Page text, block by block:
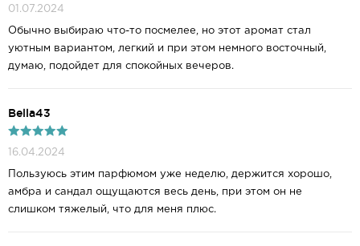
01.07.2024
Обычно выбираю что-то посмелее, но этот аромат стал
уютным вариантом, легкий и при этом немного восточный,
думаю, подойдет для спокойных вечеров.
Bella43
16.04.2024
Пользуюсь этим парфюмом уже неделю, держится хорошо,
амбра и сандал ощущаются весь день, при этом он не
слишком тяжелый, что для меня плюс.